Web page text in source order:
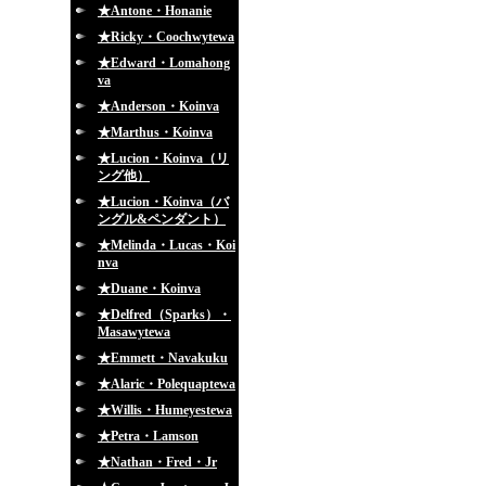
★Antone・Honanie
★Ricky・Coochwytewa
★Edward・Lomahong
va
★Anderson・Koinva
★Marthus・Koinva
★Lucion・Koinva（リ
ング他）
★Lucion・Koinva（バ
ングル&ペンダント）
★Melinda・Lucas・Koi
nva
★Duane・Koinva
★Delfred（Sparks）・
Masawytewa
★Emmett・Navakuku
★Alaric・Polequaptewa
★Willis・Humeyestewa
★Petra・Lamson
★Nathan・Fred・Jr